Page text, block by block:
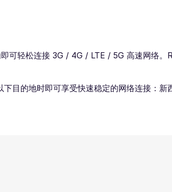
可轻松连接 3G / 4G / LTE / 5G 高速网络。
目的地时即可享受快速稳定的网络连接：新